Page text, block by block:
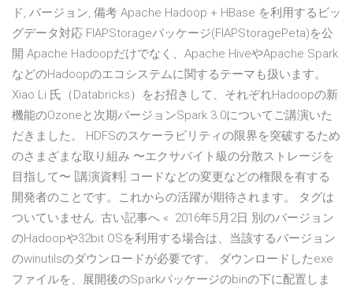
ド, バージョン, 備考 Apache Hadoop + HBase を利用するビッ
グデータ対応 FIAPStorageパッケージ(FIAPStoragePeta)を公
開 Apache Hadoopだけでなく、Apache HiveやApache Spark
などのHadoopのエコシステムに関するテーマも扱います。
Xiao Li 氏（Databricks）をお招きして、それぞれHadoopの新
機能のOzoneと次期バージョンSpark 3.0についてご講演いた
だきました。 HDFSのスケーラビリティの限界を突破するため
のさまざまな取り組み 〜エクサバイト級の分散ストレージを
目指して〜 [講演資料] コードなどの変更などの権限を有する
開発者のことです。これからの活躍が期待されます。 タグは
ついていません. 古い記事へ « 2016年5月2日 別のバージョン
のHadoopや32bit OSを利用する場合は、当該するバージョン
のwinutilsのダウンロードが必要です。 ダウンロードしたexe
ファイルを、展開後のSparkパッケージのbinの下に配置しま